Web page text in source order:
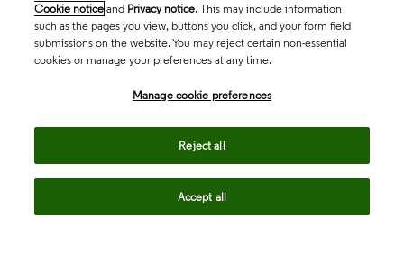
Cookie notice and Privacy notice. This may include information
such as the pages you view, buttons you click, and your form field
submissions on the website. You may reject certain non-essential
cookies or manage your preferences at any time.
Manage cookie preferences
Reject all
Accept all